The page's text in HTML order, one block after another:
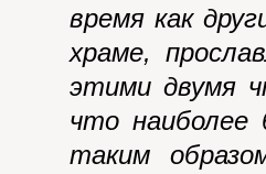
время как
храме,
этими двумя
что
таким